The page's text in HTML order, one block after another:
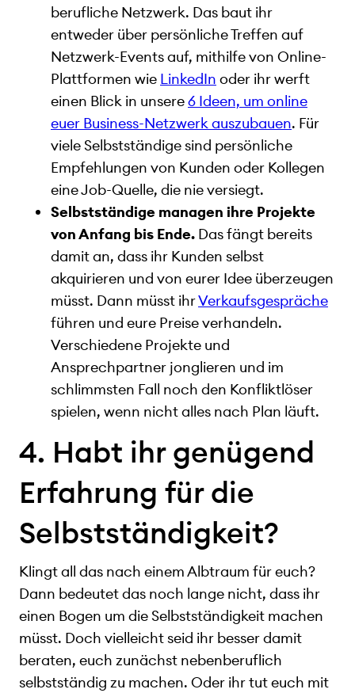
berufliche Netzwerk. Das baut ihr
entweder über persönliche Treffen auf
Netzwerk-Events auf, mithilfe von Online-
Plattformen wie LinkedIn oder ihr werft
einen Blick in unsere6 Ideen, um online
euer Business-Netzwerk auszubauen. Für
viele Selbstständige sind persönliche
Empfehlungen von Kunden oder Kollegen
eine Job-Quelle, die nie versiegt.
Selbstständige managen ihre Projekte
von Anfang bis Ende. Das fängt bereits
damit an, dass ihr Kunden selbst
akquirieren und von eurer Idee überzeugen
müsst. Dann müsst ihrVerkaufsgespräche
führen und eure Preise verhandeln.
Verschiedene Projekte und
Ansprechpartner jonglieren und im
schlimmsten Fall noch den Konfliktlöser
spielen, wenn nicht alles nach Plan läuft.
4. Habt ihr genügend
Erfahrung für die
Selbstständigkeit?
Klingt all das nach einem Albtraum für euch?
Dann bedeutet das noch lange nicht, dass ihr
einen Bogen um die Selbstständigkeit machen
müsst. Doch vielleicht seid ihr besser damit
beraten, euch zunächst nebenberuflich
selbstständig zu machen. Oder ihr tut euch mit